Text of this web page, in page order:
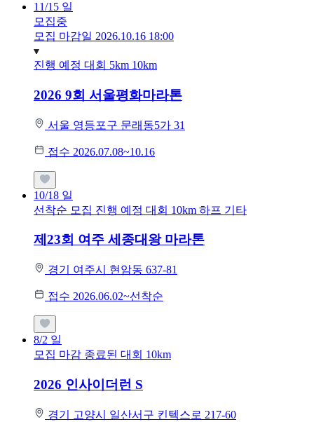
11/15 일
모집중
모집 마감일 2026.10.16 18:00
진행 예정 대회 5km 10km
2026 9회 서울평화마라톤
서울 영등포구 문래동5가 31
접수 2026.07.08~10.16
10/18 일
선착순 모집 진행 예정 대회 10km 하프 기타
제23회 여주 세종대왕 마라톤
경기 여주시 현암동 637-81
접수 2026.06.02~선착순
8/2 일
모집 마감 종료된 대회 10km
2026 인사이더런 S
경기 고양시 일산서구 킨텍스로 217-60